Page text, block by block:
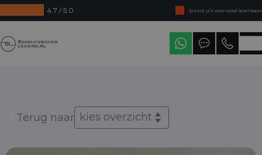
4.7 / 5.0
Direct uit voorraad leverbaar
Levering in heel Nederland
Terug naar kies overzicht